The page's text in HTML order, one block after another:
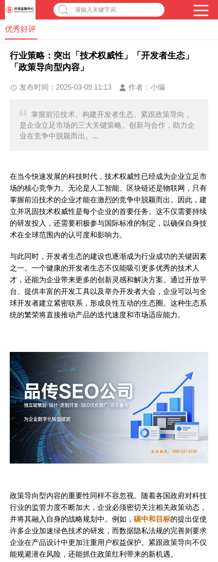
请输入关键字词
优秀好评
行业策略：突出「技术权威性」「开发者生态」
「政策导向型内容」
发布时间：2025-03-09 11:13 作者： 小编
掌握前沿技术、构建开发者生态、紧跟政策导向，
是企业立足市场的三大关键策略。创新与合作，助力企
业在竞争中脱颖而出。...
在当今快速发展的科技时代，技术权威性已经成为企业立足市
场的核心竞争力。无论是人工智能、区块链还是物联网，只有
掌握前沿技术的企业才能在激烈的竞争中脱颖而出。因此，建
立并巩固技术权威性是每个企业的首要任务。这不仅需要持续
的研发投入，还需要积极参与国际标准的制定，以确保自身技
术在全球范围内的认可度和影响力。
与此同时，开发者生态的建设也逐渐成为行业成功的关键因素
之一。一个健康的开发者生态不仅能吸引更多优秀的技术人
才，还能为企业带来更多的创新灵感和解决方案。通过开放平
台、提供丰富的开发工具以及举办开发者大会，企业可以与全
球开发者建立紧密联系，形成良性互动的生态圈。这种生态系
统的繁荣将直接推动产品的迭代速度和市场适应能力。
政策导向型内容的重要性同样不容忽视。随着各国政府对科技
行业的监管力度不断加大，企业必须密切关注相关政策动态，
并将其融入自身的战略规划中。例如， 碳中和目标的提出促使
许多企业加速绿色技术的研发，而数据隐私法规的完善则要求
企业在产品设计中更加注重用户权益保护。紧跟政策导向不仅
能规避潜在风险，还能抓住政策红利带来的新机遇。